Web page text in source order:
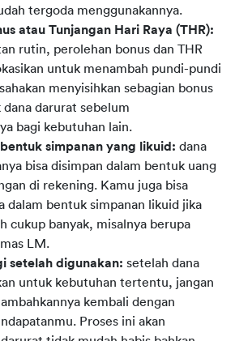
tergoda menggunakannya.
atau Tunjangan Hari Raya (THR):
rutin, perolehan bonus dan THR
untuk menambah pundi-pundi
menyisihkan sebagian bonus
dana darurat sebelum
bagi kebutuhan lain.
simpanan yang likuid: dana
bisa disimpan dalam bentuk uang
di rekening. Kamu juga bisa
dalam bentuk simpanan likuid jika
cukup banyak, misalnya berupa
LM.
setelah digunakan: setelah dana
untuk kebutuhan tertentu, jangan
kembali dengan
Proses ini akan